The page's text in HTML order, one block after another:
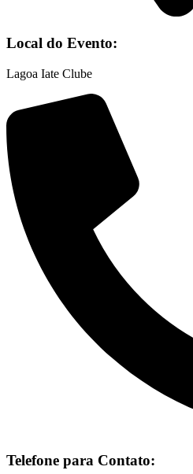
Local do Evento:
Lagoa Iate Clube
Telefone para Contato: